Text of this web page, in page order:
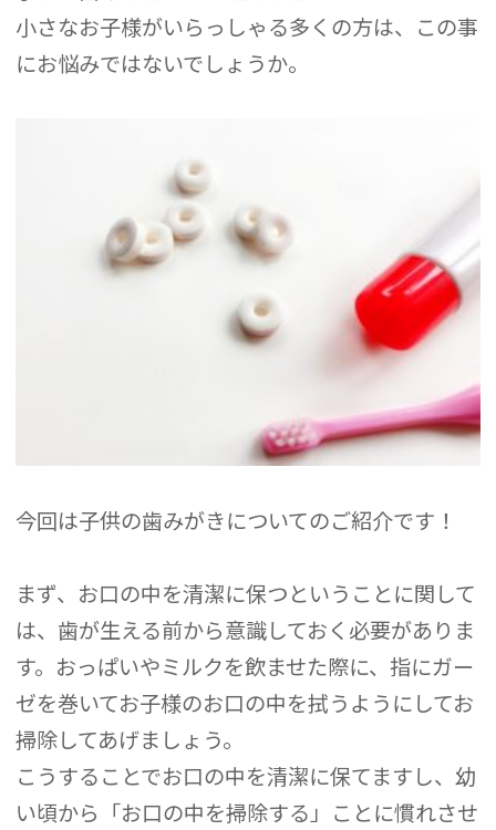
小さなお子様がいらっしゃる多くの方は、この事
にお悩みではないでしょうか。
今回は子供の歯みがきについてのご紹介です！
まず、お口の中を清潔に保つということに関して
は、歯が生える前から意識しておく必要がありま
す。おっぱいやミルクを飲ませた際に、指にガー
ゼを巻いてお子様のお口の中を拭うようにしてお
掃除してあげましょう。
こうすることでお口の中を清潔に保てますし、幼
い頃から「お口の中を掃除する」ことに慣れさせ